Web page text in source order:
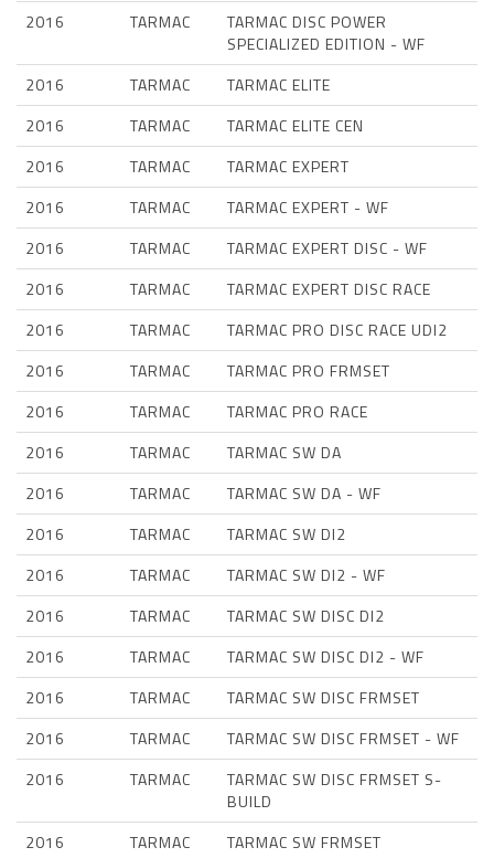
2016 TARMAC
TARMAC DISC POWER
SPECIALIZED EDITION - WF
2016
TARMAC
TARMAC ELITE
2016
TARMAC
TARMAC ELITE CEN
2016
TARMAC
TARMAC EXPERT
2016
TARMAC
TARMAC EXPERT - WF
2016
TARMAC
TARMAC EXPERT DISC - WF
2016
TARMAC
TARMAC EXPERT DISC RACE
2016
TARMAC
TARMAC PRO DISC RACE UDI2
2016
TARMAC
TARMAC PRO FRMSET
2016
TARMAC
TARMAC PRO RACE
2016
TARMAC
TARMAC SW DA
2016
TARMAC
TARMAC SW DA - WF
2016
TARMAC
TARMAC SW DI2
2016
TARMAC
TARMAC SW DI2 - WF
2016
TARMAC
TARMAC SW DISC DI2
2016
TARMAC
TARMAC SW DISC DI2 - WF
2016
TARMAC
TARMAC SW DISC FRMSET
2016
TARMAC
TARMAC SW DISC FRMSET - WF
2016
TARMAC
TARMAC SW DISC FRMSET S-
BUILD
2016
TARMAC
TARMAC SW FRMSET